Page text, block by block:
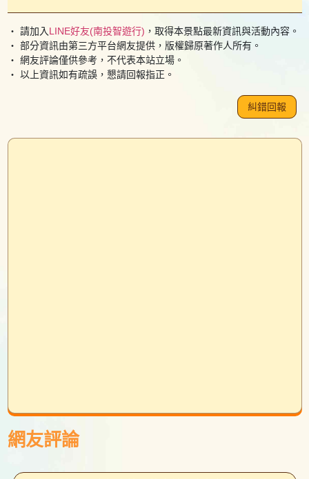
・ 請加入LINE好友(南投智遊行) ，取得本景點最新資訊與活動內容。
・ 部分資訊由第三方平台網友提供，版權歸原著作人所有。
・ 網友評論僅供參考，不代表本站立場。
・ 以上資訊如有疏誤，懇請回報指正。
糾錯回報
網友評論